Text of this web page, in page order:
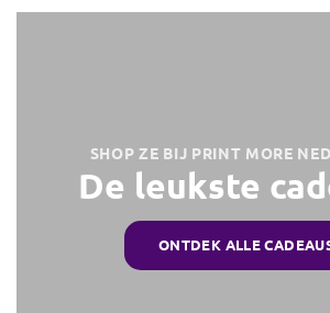
SHOP ZE BIJ PRINT MORE
De leukste
ONTDEK ALLE